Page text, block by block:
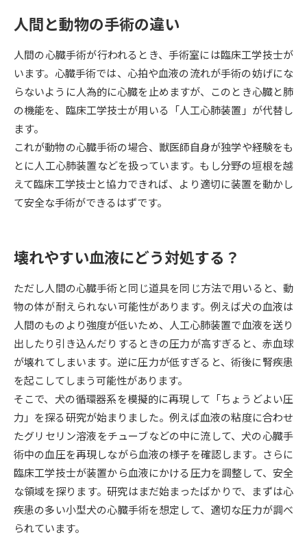
幼稚園教員資格認定試験 小学校教員資格認定試験
高等学校（情報）教員資格認定
試験
大学研究 大学検索
大学で学べる内容や特徴を調べる
新増設大学・学部・学科特集
デジタルパンフレット 進路の３択
新学年スタート号特集ページ
（高3生用）
新学年スタート号特集ページ
（高2生用）
SELFBRAND特集ページ
オープンキャンパスなどを調べる
オープンキャンパス検索 実施プログラムから探す
来場型・Web型イベント特集 夢ナビライブ
人間と動物の手術の違い
人間の心臓手術が行われるとき、手術室には臨床工学技士が
います。心臓手術では、心拍や血液の流れが手術の妨げにな
らないように人為的に心臓を止めますが、このとき心臓と肺
の機能を、臨床工学技士が用いる「人工心肺装置」が代替し
ます。
これが動物の心臓手術の場合、獣医師自身が独学や経験をも
とに人工心肺装置などを扱っています。もし分野の垣根を越
えて臨床工学技士と協力できれば、より適切に装置を動かし
て安全な手術ができるはずです。
壊れやすい血液にどう対処する？
ただし人間の心臓手術と同じ道具を同じ方法で用いると、動
物の体が耐えられない可能性があります。例えば犬の血液は
人間のものより強度が低いため、人工心肺装置で血液を送り
出したり引き込んだりするときの圧力が高すぎると、赤血球
が壊れてしまいます。逆に圧力が低すぎると、術後に腎疾患
を起こしてしまう可能性があります。
そこで、犬の循環器系を模擬的に再現して「ちょうどよい圧
力」を探る研究が始まりました。例えば血液の粘度に合わせ
たグリセリン溶液をチューブなどの中に流して、犬の心臓手
術中の血圧を再現しながら血液の様子を確認します。さらに
臨床工学技士が装置から血液にかける圧力を調整して、安全
な領域を探ります。研究はまだ始まったばかりで、まずは心
疾患の多い小型犬の心臓手術を想定して、適切な圧力が調べ
られています。